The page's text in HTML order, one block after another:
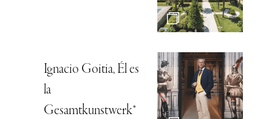
Ignacio Goitia, Él es
la
Gesamtkunstwerk*